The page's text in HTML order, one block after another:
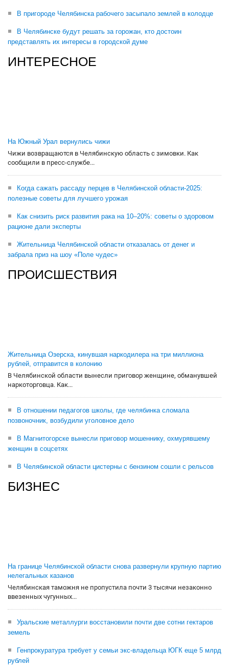
В пригороде Челябинска рабочего засыпало землей в колодце
В Челябинске будут решать за горожан, кто достоин
представлять их интересы в городской думе
ИНТЕРЕСНОЕ
На Южный Урал вернулись чижи
Чижи возвращаются в Челябинскую область с зимовки. Как
сообщили в пресс-службе...
Когда сажать рассаду перцев в Челябинской области-2025:
полезные советы для лучшего урожая
Как снизить риск развития рака на 10–20%: советы о здоровом
рационе дали эксперты
Жительница Челябинской области отказалась от денег и
забрала приз на шоу «Поле чудес»
ПРОИСШЕСТВИЯ
Жительница Озерска, кинувшая наркодилера на три миллиона
рублей, отправится в колонию
В Челябинской области вынесли приговор женщине, обманувшей
наркоторговца. Как...
В отношении педагогов школы, где челябинка сломала
позвоночник, возбудили уголовное дело
В Магнитогорске вынесли приговор мошеннику, охмурявшему
женщин в соцсетях
В Челябинской области цистерны с бензином сошли с рельсов
БИЗНЕС
На границе Челябинской области снова развернули крупную партию
нелегальных казанов
Челябинская таможня не пропустила почти 3 тысячи незаконно
ввезенных чугунных...
Уральские металлурги восстановили почти две сотни гектаров
земель
Генпрокуратура требует у семьи экс-владельца ЮГК еще 5 млрд
рублей